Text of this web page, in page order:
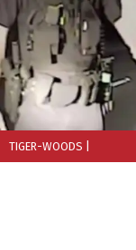
TIGER-WOODS